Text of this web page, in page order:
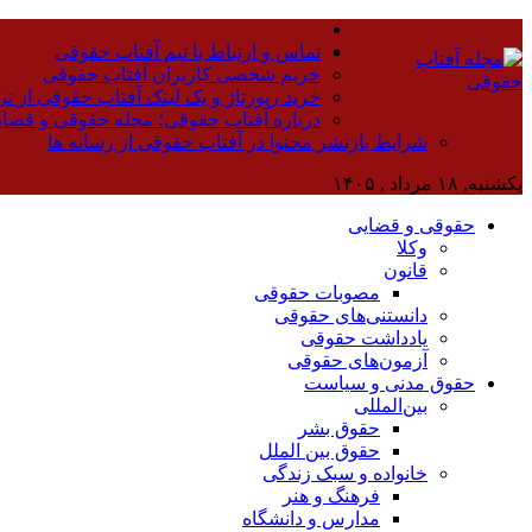
تماس و ارتباط با تیم آفتاب حقوقی
حریم شخصی کاربران آفتاب حقوقی
خرید رپورتاژ و بک لینک آفتاب حقوقی از
درباره آفتاب حقوقی؛ مجله حقوقی و
شرایط بازنشر محتوا در آفتاب حقوقی از رسانه ها
یکشنبه, ۱۸ مرداد , ۱۴۰۵
حقوقی و قضایی
وکلا
قانون
مصوبات حقوقی
دانستنی‌های حقوقی
یادداشت حقوقی
آزمون‌های حقوقی
حقوق مدنی و سیاست
بین‌المللی
حقوق بشر
حقوق بین الملل
خانواده و سبک زندگی
فرهنگ و هنر
مدارس و دانشگاه